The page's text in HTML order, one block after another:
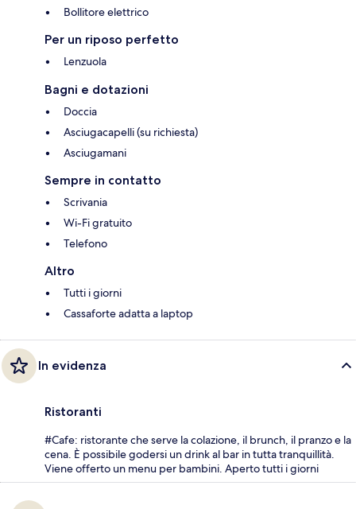
Bollitore elettrico
Per un riposo perfetto
Lenzuola
Bagni e dotazioni
Doccia
Asciugacapelli (su richiesta)
Asciugamani
Sempre in contatto
Scrivania
Wi-Fi gratuito
Telefono
Altro
Tutti i giorni
Cassaforte adatta a laptop
In evidenza
Ristoranti
#Cafe: ristorante che serve la colazione, il brunch, il pranzo e la
cena. È possibile godersi un drink al bar in tutta tranquillità.
Viene offerto un menu per bambini. Aperto tutti i giorni